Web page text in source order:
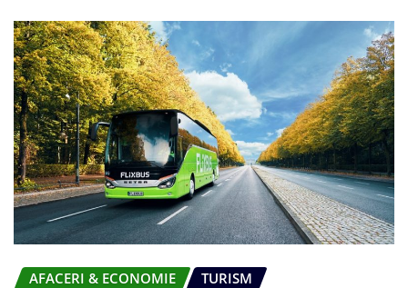
AFACERI & ECONOMIE TURISM